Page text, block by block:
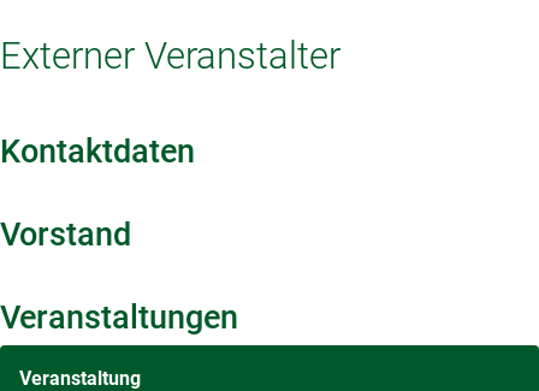
Externer Veranstalter
Kontaktdaten
Vorstand
Veranstaltungen
Veranstaltung